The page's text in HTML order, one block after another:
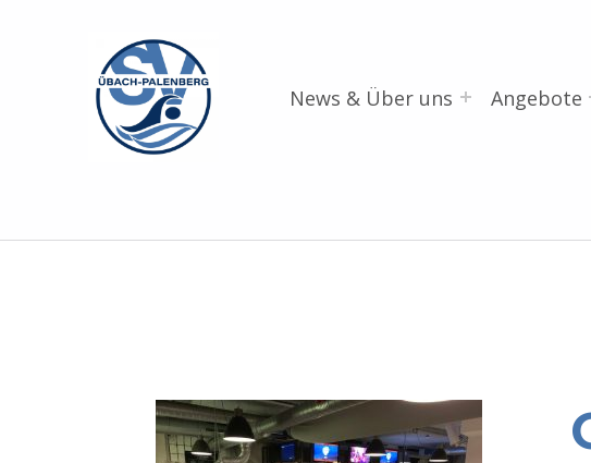
News & Über uns Angebote